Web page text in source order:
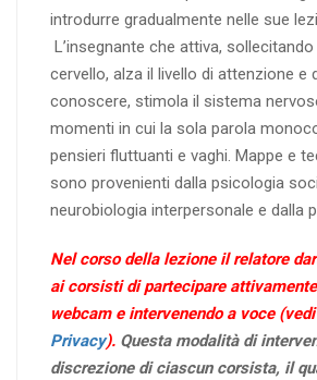
introdurre gradualmente nelle sue
L’insegnante che attiva,
cervello, alza il livello di attenzione e
conoscere, stimola il sistema
momenti in cui la sola parola
pensieri fluttuanti e vaghi. Mappe e
sono provenienti dalla psicologia
neurobiologia interpersonale e dalla
Nel corso della lezione il relatore
ai corsisti di partecipare
webcam e intervenendo a voce (vedi
Privacy). Questa modalità di
discrezione di ciascun corsista, il